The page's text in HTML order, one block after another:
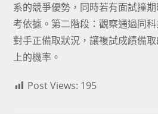
系的競爭優勢，同時若有面試撞
考依據。第二階段：觀察通過同
對手正備取狀況，讓複試成績備
上的機率。
Post Views: 195